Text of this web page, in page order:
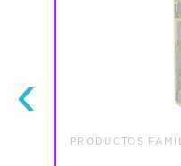
‹
PRODUCTOS